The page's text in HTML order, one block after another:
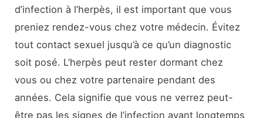
d’infection à l’herpès, il est important que vous
preniez rendez-vous chez votre médecin. Évitez
tout contact sexuel jusqu’à ce qu’un diagnostic
soit posé. L’herpès peut rester dormant chez
vous ou chez votre partenaire pendant des
années. Cela signifie que vous ne verrez peut-
être pas les signes de l’infection avant longtemps